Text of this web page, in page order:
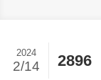
2896
2024
2/14